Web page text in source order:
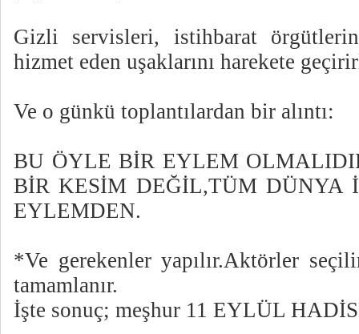
Gizli servisleri, istihbarat
hizmet eden uşaklarını harekete
Ve o günkü toplantılardan bir alıntı:
BU ÖYLE BİR EYLEM
BİR KESİM DEĞİL,TÜM DÜNYA
EYLEMDEN.
*Ve gerekenler yapılır.Aktörler
tamamlanır.
İşte sonuç; meşhur 11 EYLÜL